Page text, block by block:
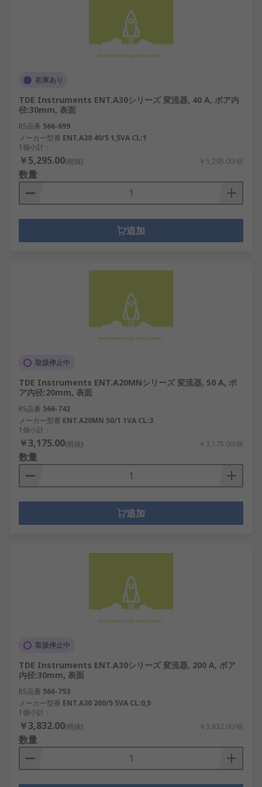
在庫あり
TDE Instruments ENT.A30シリーズ 変流器, 40 A, ボア内
径:30mm, 表面
RS品番 566-699
メーカー型番 ENT.A30 40/5 1,5VA CL:1
1個小計：
￥5,295.00(税抜) ￥5,295.00/個
数量
追加
取扱停止中
TDE Instruments ENT.A20MNシリーズ 変流器, 50 A, ボ
ア内径:20mm, 表面
RS品番 566-742
メーカー型番 ENT.A20MN 50/1 1VA CL:3
1個小計：
￥3,175.00(税抜) ￥3,175.00/個
数量
追加
取扱停止中
TDE Instruments ENT.A30シリーズ 変流器, 200 A, ボア
内径:30mm, 表面
RS品番 566-753
メーカー型番 ENT.A30 200/5 5VA CL:0,5
1個小計：
￥3,832.00(税抜) ￥3,832.00/個
数量